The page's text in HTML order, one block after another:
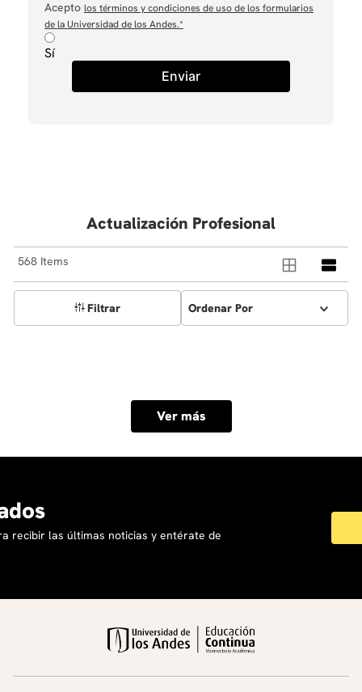
Acepto los términos y condiciones de uso de los formularios
de la Universidad de los Andes.*
Sí
Enviar
Actualización Profesional
568
Filtrar Ordenar Por
Ver más
recibir las últimas noticias y entérate de